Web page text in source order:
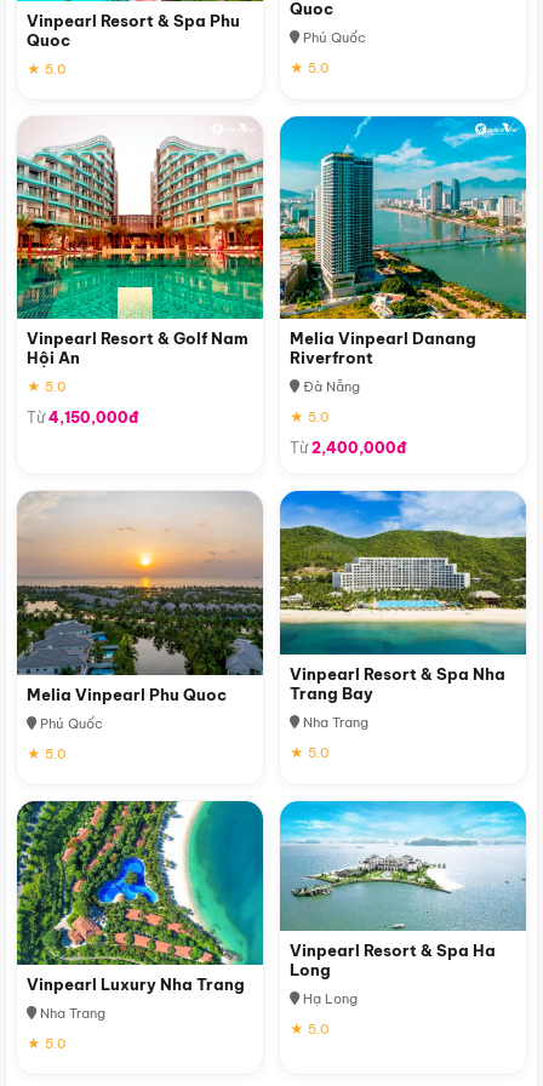
Vinpearl Resort & Spa Phu
Quoc
★ 5.0
Quoc
Phú Quốc
★ 5.0
Vinpearl Resort & Golf Nam
Hội An
★ 5.0
Từ4,150,000đ
Melia Vinpearl Danang
Riverfront
Đà Nẵng
★ 5.0
Từ2,400,000đ
Melia Vinpearl Phu Quoc
Phú Quốc
★ 5.0
Vinpearl Resort & Spa Nha
Trang Bay
Nha Trang
★ 5.0
Vinpearl Luxury Nha Trang
Nha Trang
★ 5.0
Vinpearl Resort & Spa Ha
Long
Hạ Long
★ 5.0